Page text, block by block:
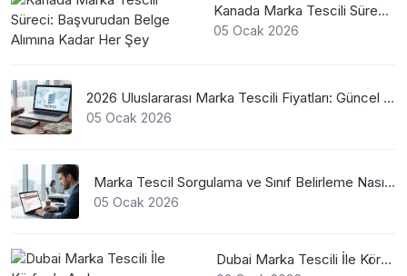
Kanada Marka Tescili Süreci: Başvurudan Belge Alımına Kadar Her Şey
05 Ocak 2026
2026 Uluslararası Marka Tescili Fiyatları: Güncel WIPO Ücretleri
05 Ocak 2026
Marka Tescil Sorgulama ve Sınıf Belirleme Nasıl Yapılır?
05 Ocak 2026
Dubai Marka Tescili İle Körfez’e Açılın